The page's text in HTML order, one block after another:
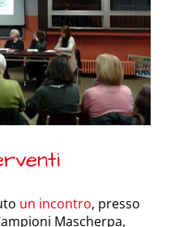
un incontro, presso
Mascherpa,